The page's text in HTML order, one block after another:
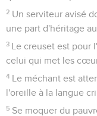
2 Un serviteur avisé
une part d'héritage
3 Le creuset est pour
celui qui met les
4 Le méchant est
l'oreille à la langue
5 Se moquer du